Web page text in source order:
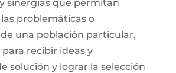
sinergias que permitan
problemáticas o
una población particular,
recibir ideas y
solución y lograr la selección